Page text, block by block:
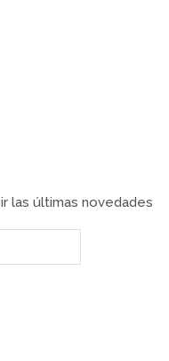
las últimas novedades